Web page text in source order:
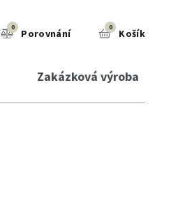
0 Porovnání 0 Košík
Zakázková výroba